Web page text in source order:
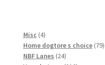
Misc 44
товара
Home dogtore s choice 7979
NBF Lanes 2424